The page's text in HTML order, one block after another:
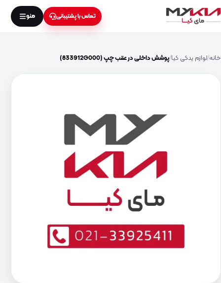
تماس با پشتیبانی منو
خانه لوازم یدکی کیا پوشش داخلی در عقب چپ (833912G000)